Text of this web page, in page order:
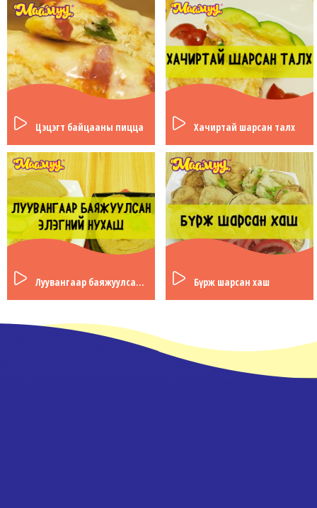
Цэцэгт байцааны пицца Хачиртай шарсан талх
Луувангаар баяжуулсан элэгний нухаш Бүрж шарсан хаш